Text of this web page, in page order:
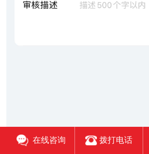
在线咨询 拨打电话